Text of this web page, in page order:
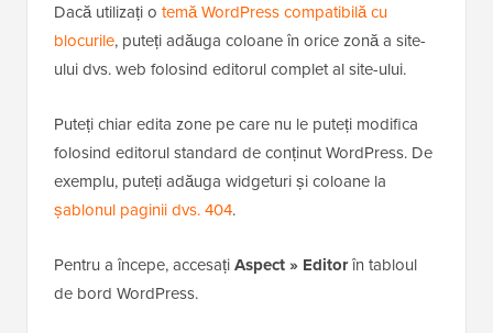
Dacă utilizați o temă WordPress compatibilă cu
blocurile, puteți adăuga coloane în orice zonă a site-
ului dvs. web folosind editorul complet al site-ului.
Puteți chiar edita zone pe care nu le puteți modifica
folosind editorul standard de conținut WordPress. De
exemplu, puteți adăuga widgeturi și coloane la
șablonul paginii dvs. 404.
Pentru a începe, accesațiAspect » Editorîn tabloul
de bord WordPress.